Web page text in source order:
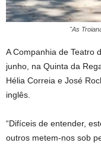
"As
A Companhia de Teatro
junho, na Quinta da
Hélia Correia e José
inglês.
“Difíceis de entender,
outros metem-nos sob